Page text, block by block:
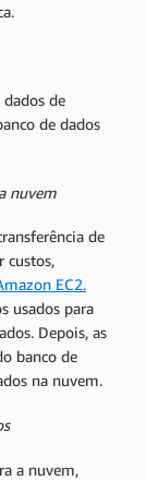
dados de
de dados
nuvem
de
custos,
EC2.
usados para
Depois, as
banco de
na nuvem.
a nuvem,